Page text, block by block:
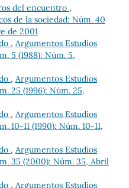
del encuentro ,
de la sociedad: Núm. 40
de 2001
, Argumentos Estudios
5 (1988): Núm. 5,
, Argumentos Estudios
25 (1996): Núm. 25,
, Argumentos Estudios
10-11 (1990): Núm. 10-11,
, Argumentos Estudios
35 (2000): Núm. 35, Abril
, Argumentos Estudios